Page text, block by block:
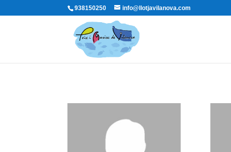
938150250 info@llotjavilanova.com